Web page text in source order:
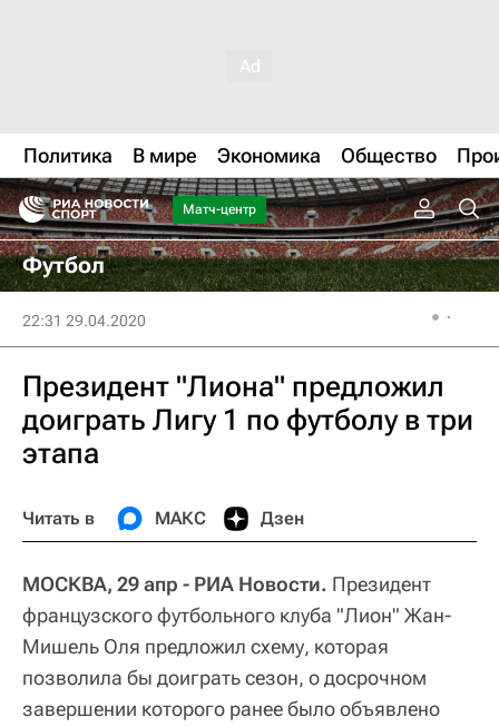
Политика В мире Экономика Общество
Матч-центр
Футбол
22:31 29.04.2020
Президент "Лиона" предложил
доиграть Лигу 1 по футболу в три
этапа
Читать в МАКС Дзен
МОСКВА, 29 апр - РИА Новости. Президент
французского футбольного клуба "Лион" Жан-
Мишель Оля предложил схему, которая
позволила бы доиграть сезон, о досрочном
завершении которого ранее было объявлено